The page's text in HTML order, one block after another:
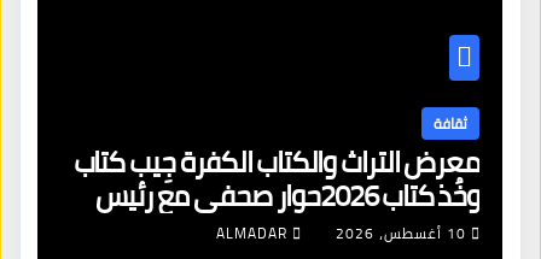
ثقافة
معرض التراث والكتاب الكفرة جِيب كتاب
وخُذ كتاب 2026حوار صحفي مع رئيس
اللجنة العليا للمعرض
10 أغسطس، 2026 ALMADAR